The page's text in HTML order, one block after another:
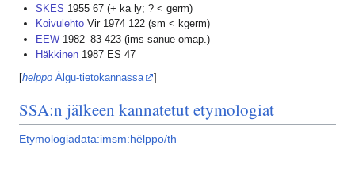
SKES 1955 67 (+ ka ly; ? < germ)
KoivulehtoVir 1974 122 (sm < kgerm)
EEW1982–83 423 (ims sanue omap.)
Häkkinen1987 ES 47
[helppo Álgu-tietokannassa ]
SSA:n jälkeen kannatetut etymologiat
Etymologiadata:imsm:hëlppo/th